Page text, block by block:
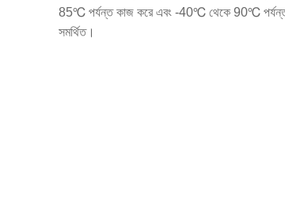
85℃ পর্যন্ত কাজ করে এবং -40℃ থেকে 90℃ পর্যন্ত
সমর্থিত।